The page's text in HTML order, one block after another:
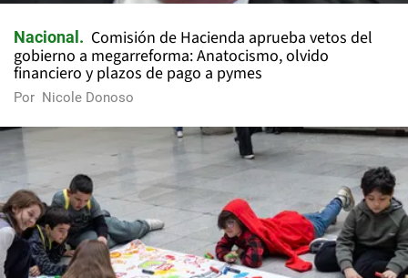
Nacional
Comisión de Hacienda aprueba vetos del
gobierno a megarreforma: Anatocismo, olvido
financiero y plazos de pago a pymes
Por Nicole Donoso